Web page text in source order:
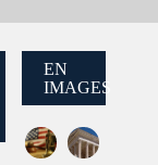
EN
IMAGES